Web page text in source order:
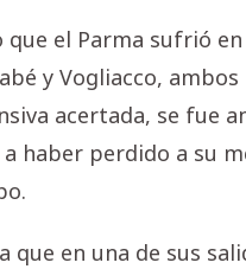
que el Parma sufrió
y Vogliacco,
acertada, se fue
a haber perdido a su
que en una de sus